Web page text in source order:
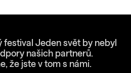
festival Jeden svět by nebyl
našich partnerů.
že jste v tom s námi.